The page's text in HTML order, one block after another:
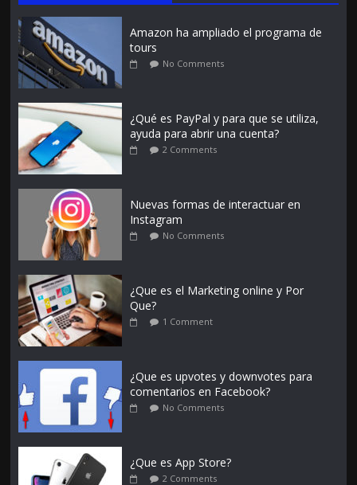
Amazon ha ampliado el programa de
tours
No Comments
¿Qué es PayPal y para que se utiliza,
ayuda para abrir una cuenta?
2 Comments
Nuevas formas de interactuar en
Instagram
No Comments
¿Que es el Marketing online y Por
Que?
1 Comment
¿Que es upvotes y downvotes para
comentarios en Facebook?
No Comments
¿Que es App Store?
2 Comments